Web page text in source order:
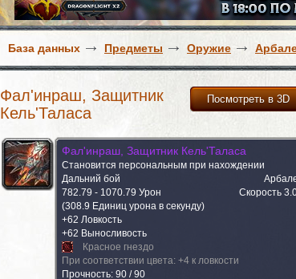
База данных Предметы Оружие
Посмотреть в 3D
Фал'инраш, Защитник
Кель'Таласа
Фал'инраш, Защитник Кель'Таласа
Становится персональным при нахождении
Дальний бой
782.79 - 1070.79 Урон
Скорость
(308.9 Единиц урона в секунду)
+62 Ловкость
+62 Выносливость
Красное гнездо
При соответствии цвета: +4 к ловкости
Прочность: 90 / 90